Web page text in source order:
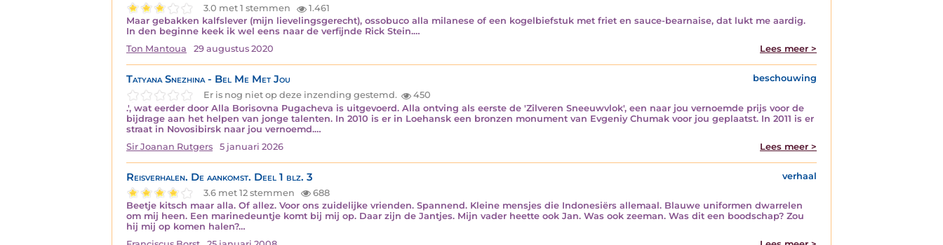
3.0 met 1 stemmen
1.461
Maar gebakken kalfslever (mijn lievelingsgerecht), ossobuco alla milanese of een kogelbiefstuk met friet en sauce-bearnaise, dat lukt me aardig.
In den beginne keek ik wel eens naar de verfijnde Rick Stein.…
Ton Mantoua
29 augustus 2020 Lees meer >
Tatyana Snezhina - Bel Me Met Jou
beschouwing
Er is nog niet op deze inzending gestemd.
450
.', wat eerder door Alla Borisovna Pugacheva is uitgevoerd. Alla ontving als eerste de 'Zilveren Sneeuwvlok', een naar jou vernoemde prijs voor de
bijdrage aan het helpen van jonge talenten. In 2010 is er in Loehansk een bronzen monument van Evgeniy Chumak voor jou geplaatst. In 2011 is er
straat in Novosibirsk naar jou vernoemd.…
Sir Joanan Rutgers
5 januari 2026 Lees meer >
Reisverhalen. De aankomst. Deel 1 blz. 3
verhaal
3.6 met 12 stemmen
688
Beetje kitsch maar alla. Of allez. Voor ons zuidelijke vrienden. Spannend. Kleine mensjes die Indonesiërs allemaal. Blauwe uniformen dwarrelen
om mij heen. Een marinedeuntje komt bij mij op. Daar zijn de Jantjes. Mijn vader heette ook Jan. Was ook zeeman. Was dit een boodschap? Zou
hij mij op komen halen?…